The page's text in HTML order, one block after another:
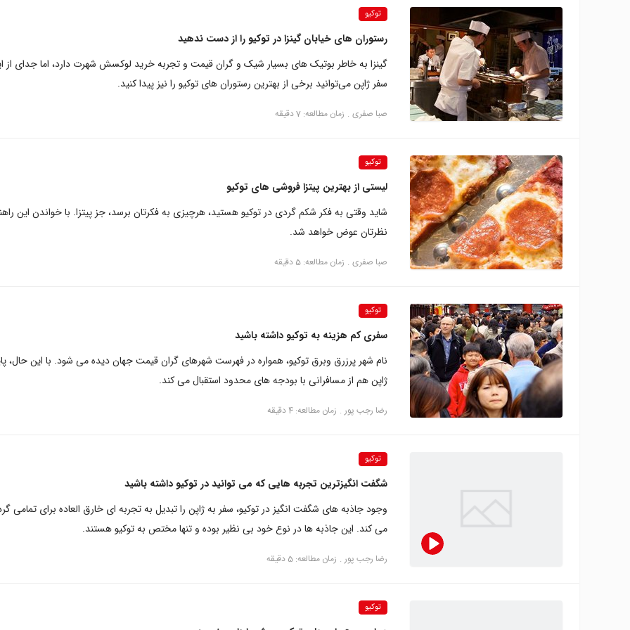
توکیو
رستوران های خیابان گینزا در توکیو را از دست ندهید
گینزا به خاطر بوتیک های بسیار شیک و گران قیمت و تجربه خرید لوکسش شهرت دارد، اما جدای از
سفر ژاپن می‌توانید برخی از بهترین رستوران های توکیو را نیز پیدا کنید.
صبا صفری زمان مطالعه: 7 دقیقه
توکیو
لیستی از بهترین پیتزا فروشی های توکیو
شاید وقتی به فکر شکم گردی در توکیو هستید، هرچیزی به فکرتان برسد، جز پیتزا. با خواندن این
نظرتان عوض خواهد شد.
صبا صفری زمان مطالعه: 5 دقیقه
توکیو
سفری کم هزینه به توکیو داشته باشید
نام شهر پرزرق وبرق توکیو، همواره در فهرست شهرهای گران قیمت جهان دیده می شود. با این حال،
ژاپن هم از مسافرانی با بودجه های محدود استقبال می کند.
رضا‍ رجب پور زمان مطالعه: 4 دقیقه
توکیو
شگفت‌ انگیزترین تجربه‌ هایی که می توانید در توکیو داشته باشید
وجود جاذبه های شگفت انگیز در توکیو، سفر به ژاپن را تبدیل به تجربه ای خارق العاده برای تمامی
می کند. این جاذبه ها در نوع خود بی نظیر بوده و تنها مختص به توکیو هستند.
رضا‍ رجب پور زمان مطالعه: 5 دقیقه
توکیو